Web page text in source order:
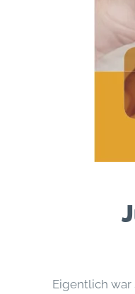
Eigentlich